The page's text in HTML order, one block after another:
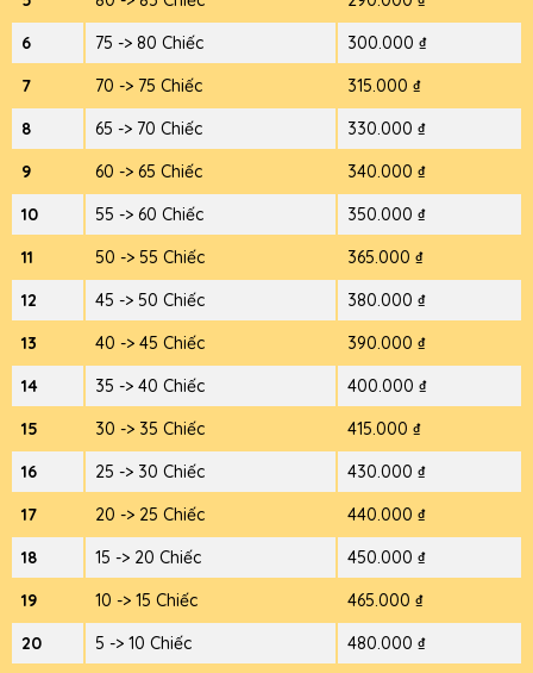
6
75 -> 80 Chiếc
300.000 ₫
7
70 -> 75 Chiếc
315.000 ₫
8
65 -> 70 Chiếc
330.000 ₫
9
60 -> 65 Chiếc
340.000 ₫
10
55 -> 60 Chiếc
350.000 ₫
11
50 -> 55 Chiếc
365.000 ₫
12
45 -> 50 Chiếc
380.000 ₫
13
40 -> 45 Chiếc
390.000 ₫
14
35 -> 40 Chiếc
400.000 ₫
15
30 -> 35 Chiếc
415.000 ₫
16
25 -> 30 Chiếc
430.000 ₫
17
20 -> 25 Chiếc
440.000 ₫
18
15 -> 20 Chiếc
450.000 ₫
19
10 -> 15 Chiếc
465.000 ₫
20
5 -> 10 Chiếc
480.000 ₫